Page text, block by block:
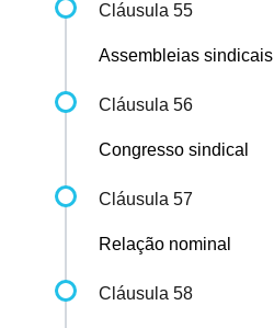
Cláusula 55
Assembleias sindicais
Cláusula 56
Congresso sindical
Cláusula 57
Relação nominal
Cláusula 58